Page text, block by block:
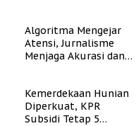
Algoritma Mengejar
Atensi, Jurnalisme
Menjaga Akurasi dan
Kemerdekaan Hunian
Diperkuat, KPR
Subsidi Tetap 5